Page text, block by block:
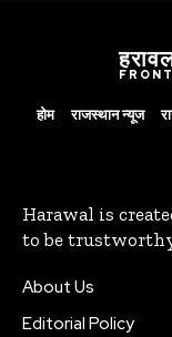
होम राजस्थान न्यूज
Harawal is
to be
About Us
Editorial Policy